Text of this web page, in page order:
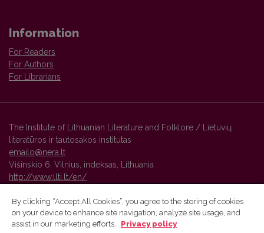
Information
For Readers
For Authors
For Librarians
The Institute of Lithuanian Literature and Folklore / Lietuvių
literatūros ir tautosakos institutas
emailo@nera.lt
Višinskio 6, Vilnius, indeksas, Lithuania
http://www.llti.lt/en/
Vilnius University Press platform and metadata are distributed by
By clicking “Accept All Cookies”, you agree to the storing of cookies
on your device to enhance site navigation, analyze site usage, and
assist in our marketing efforts.
Privacy policy